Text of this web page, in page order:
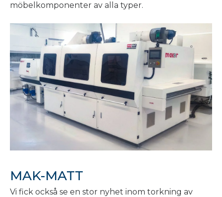
möbelkomponenter av alla typer.
MAK-MATT
Vi fick också se en stor nyhet inom torkning av